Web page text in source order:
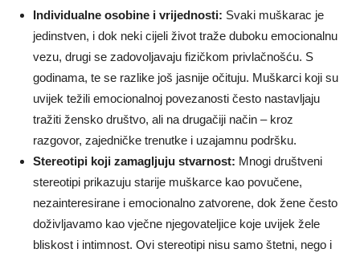
Individualne osobine i vrijednosti: Svaki muškarac je
jedinstven, i dok neki cijeli život traže duboku emocionalnu
vezu, drugi se zadovoljavaju fizičkom privlačnošću. S
godinama, te se razlike još jasnije očituju. Muškarci koji su
uvijek težili emocionalnoj povezanosti često nastavljaju
tražiti žensko društvo, ali na drugačiji način – kroz
razgovor, zajedničke trenutke i uzajamnu podršku.
Stereotipi koji zamagljuju stvarnost: Mnogi društveni
stereotipi prikazuju starije muškarce kao povučene,
nezainteresirane i emocionalno zatvorene, dok žene često
doživljavamo kao vječne njegovateljice koje uvijek žele
bliskost i intimnost. Ovi stereotipi nisu samo štetni, nego i